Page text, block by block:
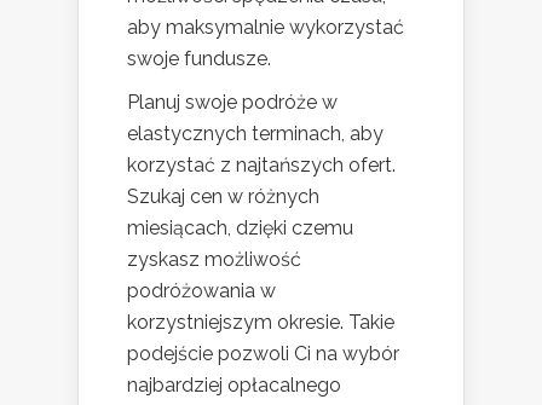
aby maksymalnie wykorzystać
swoje fundusze.
Planuj swoje podróże w
elastycznych terminach, aby
korzystać z najtańszych ofert.
Szukaj cen w różnych
miesiącach, dzięki czemu
zyskasz możliwość
podróżowania w
korzystniejszym okresie. Takie
podejście pozwoli Ci na wybór
najbardziej opłacalnego